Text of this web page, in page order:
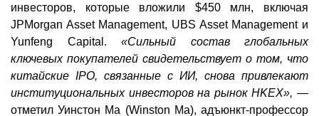
инвесторов, которые вложили $450 млн, включая
JPMorgan Asset Management, UBS Asset Management и
Yunfeng Capital. «Сильный состав глобальных
ключевых покупателей свидетельствует о том, что
китайские IPO, связанные с ИИ, снова привлекают
институциональных инвесторов на рынок HKEX», —
отметил Уинстон Ма (Winston Ma), адъюнкт-профессор